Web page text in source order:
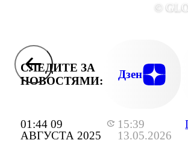
01:44 09
АВГУСТА 2025
15:39
13.05.2026
©
СЛЕДИТЕ ЗА
НОВОСТЯМИ:
Дзен